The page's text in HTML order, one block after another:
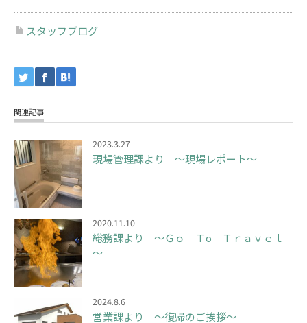
スタッフブログ
関連記事
2023.3.27
現場管理課より ～現場レポート～
2020.11.10
総務課より ～Ｇｏ Ｔo Ｔｒａｖｅｌ
～
2024.8.6
営業課より ～復帰のご挨拶～